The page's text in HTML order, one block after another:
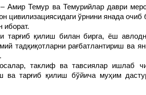
Амир Темур ва Темурийлар даври
цивилизациясидаги ўрнини янада
иборат.
тарғиб қилиш билан бирга, ёш
тадқиқотларни рағбатлантириш ва
таклиф ва тавсиялар ишлаб
ва тарғиб қилиш бўйича муҳим